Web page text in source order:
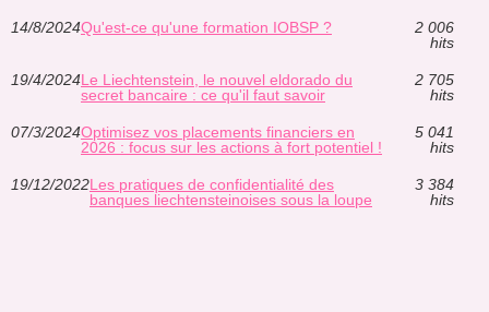
14/8/2024Qu'est-ce qu'une formation IOBSP ?
2 006
hits
19/4/2024Le Liechtenstein, le nouvel eldorado du
secret bancaire : ce qu'il faut savoir
2 705
hits
07/3/2024Optimisez vos placements financiers en
2026 : focus sur les actions à fort potentiel !
5 041
hits
19/12/2022Les pratiques de confidentialité des
banques liechtensteinoises sous la loupe
3 384
hits